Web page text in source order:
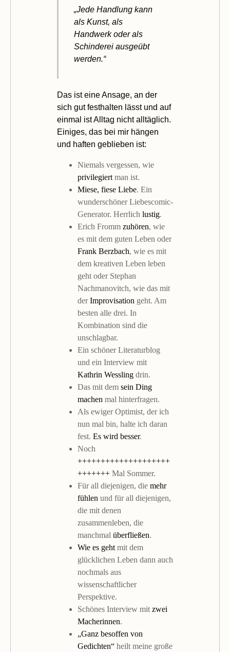
„Jede Handlung kann
als Kunst, als
Handwerk oder als
Schinderei ausgeübt
werden.“
Das ist eine Ansage, an der
sich gut festhalten lässt und auf
einmal ist Alltag nicht alltäglich.
Einiges, das bei mir hängen
und haften geblieben ist:
Niemals vergessen, wie
privilegiert man ist.
Miese, fiese Liebe. Ein
wunderschöner Liebescomic-
Generator. Herrlich lustig.
Erich Fromm zuhören, wie
es mit dem guten Leben oder
Frank Berzbach, wie es mit
dem kreativen Leben leben
geht oder Stephan
Nachmanovitch, wie das mit
derImprovisation geht. Am
besten alle drei. In
Kombination sind die
unschlagbar.
Ein schöner Literaturblog
und ein Interview mit
Kathrin Wessling drin.
Das mit dem sein Ding
machen mal hinterfragen.
Als ewiger Optimist, der ich
nun mal bin, halte ich daran
fest. Es wird besser.
Noch
++++++++++++++++++++
+++++++ Mal Sommer.
Für all diejenigen, die mehr
fühlen und für all diejenigen,
die mit denen
zusammenleben, die
manchmal überfließen.
Wie es geht mit dem
glücklichen Leben dann auch
nochmals aus
wissenschaftlicher
Perspektive.
Schönes Interview mit zwei
Macherinnen.
„Ganz besoffen von
Gedichten“ heilt meine große